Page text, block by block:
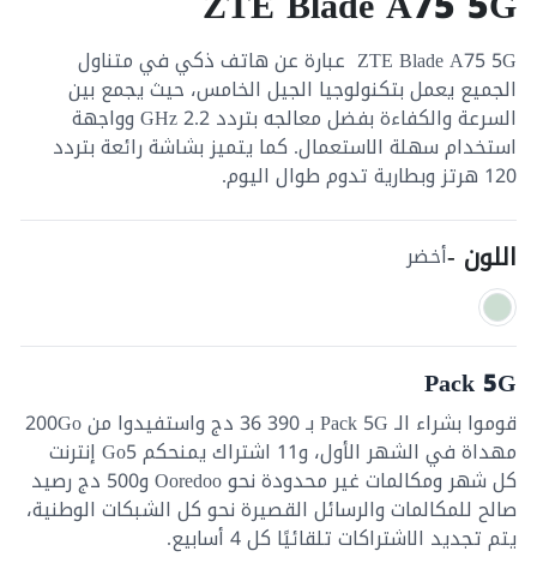
ZTE Blade A75 5G عبارة عن هاتف ذكي في متناول
الجميع يعمل بتكنولوجيا الجيل الخامس، حيث يجمع بين
السرعة والكفاءة بفضل معالجه بتردد 2.2 GHz وواجهة
استخدام سهلة الاستعمال. كما يتميز بشاشة رائعة بتردد
120 هرتز وبطارية تدوم طوال اليوم.
اللون -أخضر
Pack 5G
قوموا بشراء الـ Pack 5G بـ 390 36 دج واستفيدوا من 200Go
مهداة في الشهر الأول، و11 اشتراك يمنحكم Go5 إنترنت
كل شهر ومكالمات غير محدودة نحو Ooredoo و500 دج رصيد
صالح للمكالمات والرسائل القصيرة نحو كل الشبكات الوطنية،
يتم تجديد الاشتراكات تلقائيًا كل 4 أسابيع.